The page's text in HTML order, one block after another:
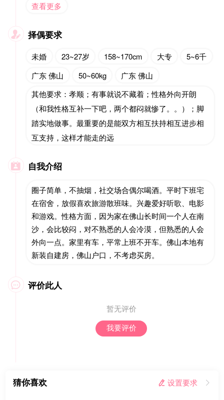
查看更多
 择偶要求
未婚 23~27岁 158~170cm 大专
5~6千
广东 佛山
50~60kg
广东 佛山
其他要求：孝顺；有事就说不藏着；性格外向开朗
（和我性格互补一下吧，两个都闷就惨了。。）；脚
踏实地做事。最重要的是能双方相互扶持相互进步相
互支持，这样才能走的远
 自我介绍
圈子简单，不抽烟，社交场合偶尔喝酒。平时下班宅
在宿舍，放假喜欢旅游散班味。兴趣爱好听歌、电影
和游戏。性格方面，因为家在佛山长时间一个人在南
沙，会比较闷，对不熟悉的人会冷漠，但熟悉的人会
外向一点。家里有车，平常上班不开车。佛山本地有
新装自建房，佛山户口，不考虑买房。
 评价此人
暂无评价
我要评价
猜你喜欢  设置要求 